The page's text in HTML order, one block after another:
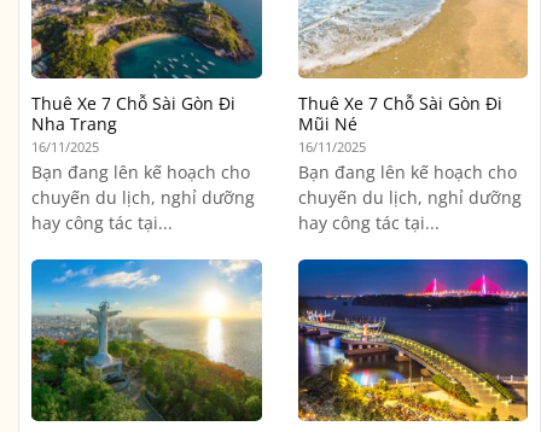
Thuê Xe 7 Chỗ Sài Gòn Đi
Nha Trang
16/11/2025
Bạn đang lên kế hoạch cho
chuyến du lịch, nghỉ dưỡng
hay công tác tại...
Thuê Xe 7 Chỗ Sài Gòn Đi
Mũi Né
16/11/2025
Bạn đang lên kế hoạch cho
chuyến du lịch, nghỉ dưỡng
hay công tác tại...